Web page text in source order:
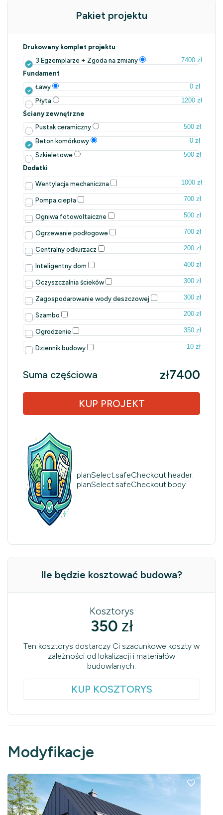
Pakiet projektu
Drukowany komplet projektu
3 Egzemplarze + Zgoda na zmiany
7400 zł
Fundament
Ławy
0 zł
Płyta
1200 zł
Ściany zewnętrzne
Pustak ceramiczny
500 zł
Beton komórkowy
0 zł
Szkieletowe
500 zł
Dodatki
Wentylacja mechaniczna 1000 zł
Pompa ciepła 700 zł
Ogniwa fotowoltaiczne 500 zł
Ogrzewanie podłogowe 700 zł
Centralny odkurzacz 200 zł
Inteligentny dom 400 zł
Oczyszczalnia ścieków 300 zł
Zagospodarowanie wody deszczowej 300 zł
Szambo 200 zł
Ogrodzenie 350 zł
Dziennik budowy 10 zł
Suma częściowa zł7400
KUP PROJEKT
planSelect.safeCheckout.header:
planSelect.safeCheckout.body
Ile będzie kosztować budowa?
Kosztorys
350 zł
Ten kosztorys dostarczy Ci szacunkowe koszty w
zależności od lokalizacji i materiałów
budowlanych.
KUP KOSZTORYS
Modyfikacje